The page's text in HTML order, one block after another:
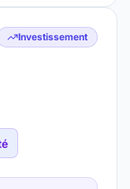
Investissement